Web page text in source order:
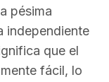
pésima
independiente
que el
fácil, lo